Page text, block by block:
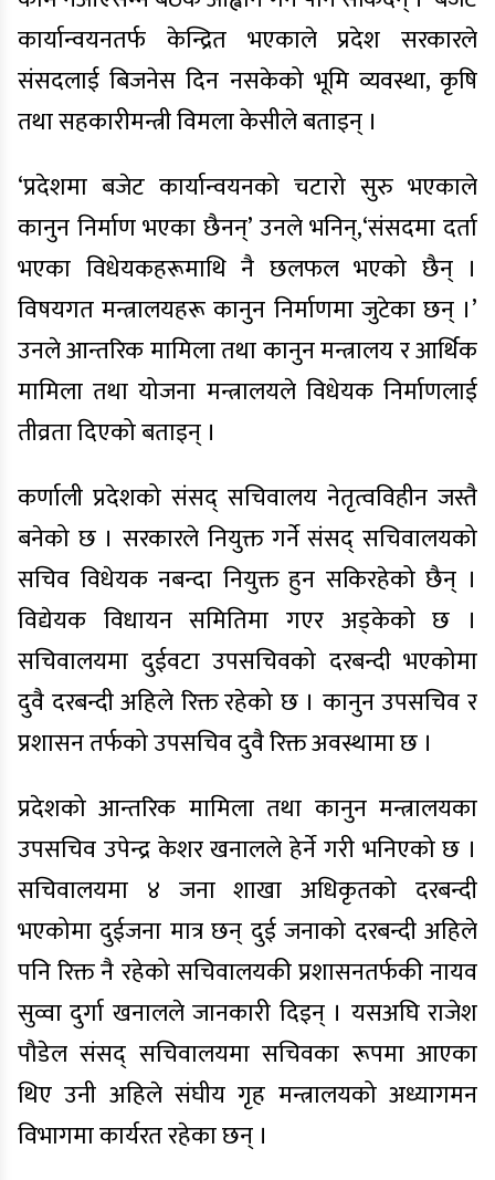
कार्यान्वयनतर्फ केन्द्रित भएकाले प्रदेश सरकारले
संसदलाई बिजनेस दिन नसकेको भूमि व्यवस्था, कृषि
तथा सहकारीमन्त्री विमला केसीले बताइन् ।
‘प्रदेशमा बजेट कार्यान्वयनको चटारो सुरु भएकाले
कानुन निर्माण भएका छैनन्’ उनले भनिन्,‘संसदमा दर्ता
भएका विधेयकहरूमाथि नै छलफल भएको छैन् ।
विषयगत मन्त्रालयहरू कानुन निर्माणमा जुटेका छन् ।’
उनले आन्तरिक मामिला तथा कानुन मन्त्रालय र आर्थिक
मामिला तथा योजना मन्त्रालयले विधेयक निर्माणलाई
तीव्रता दिएको बताइन् ।
कर्णाली प्रदेशको संसद् सचिवालय नेतृत्वविहीन जस्तै
बनेको छ । सरकारले नियुक्त गर्ने संसद् सचिवालयको
सचिव विधेयक नबन्दा नियुक्त हुन सकिरहेको छैन् ।
विद्येयक विधायन समितिमा गएर अड्केको छ ।
सचिवालयमा दुईवटा उपसचिवको दरबन्दी भएकोमा
दुवै दरबन्दी अहिले रिक्त रहेको छ । कानुन उपसचिव र
प्रशासन तर्फको उपसचिव दुवै रिक्त अवस्थामा छ ।
प्रदेशको आन्तरिक मामिला तथा कानुन मन्त्रालयका
उपसचिव उपेन्द्र केशर खनालले हेर्ने गरी भनिएको छ ।
सचिवालयमा ४ जना शाखा अधिकृतको दरबन्दी
भएकोमा दुईजना मात्र छन् दुई जनाको दरबन्दी अहिले
पनि रिक्त नै रहेको सचिवालयकी प्रशासनतर्फकी नायव
सुव्वा दुर्गा खनालले जानकारी दिइन् । यसअघि राजेश
पौडेल संसद् सचिवालयमा सचिवका रूपमा आएका
थिए उनी अहिले संघीय गृह मन्त्रालयको अध्यागमन
विभागमा कार्यरत रहेका छन् ।